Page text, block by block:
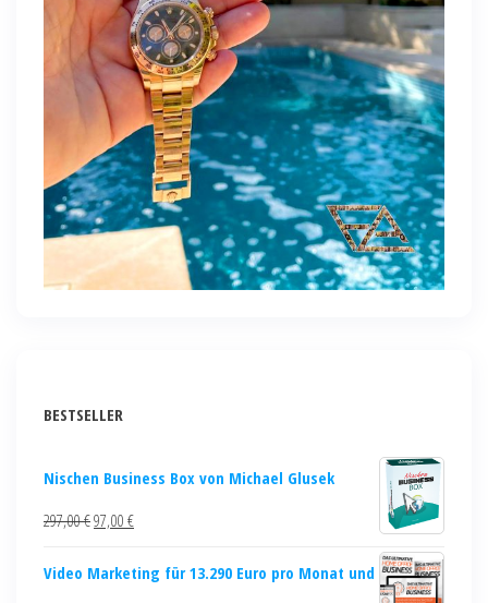
BESTSELLER
Nischen Business Box von Michael Glusek
297,00€97,00 €
Video Marketing für 13.290 Euro pro Monat und